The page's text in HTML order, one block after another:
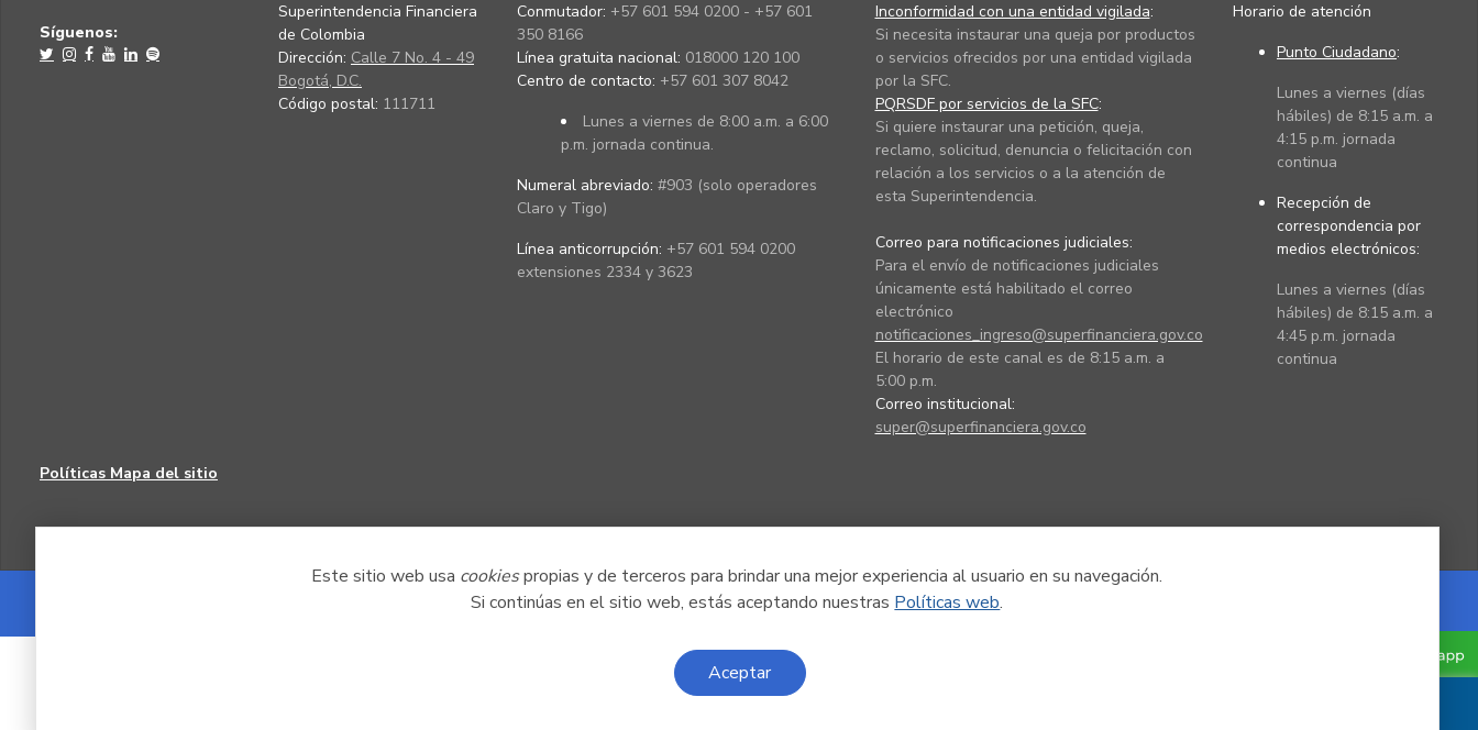
Este sitio web usa cookiespropias y de terceros para brindar una mejor experiencia al usuario en su navegación.
Si continúas en el sitio web, estás aceptando nuestras Políticas web.
Aceptar
Síguenos:
Superintendencia Financiera
de Colombia
Dirección: Calle 7 No. 4 - 49
Bogotá, D.C.
Código postal: 111711
Conmutador: +57 601 594 0200 - +57 601
350 8166
Línea gratuita nacional: 018000 120 100
Centro de contacto: +57 601 307 8042
Lunes a viernes de 8:00 a.m. a 6:00
p.m. jornada continua.
Numeral abreviado: #903 (solo operadores
Claro y Tigo)
Línea anticorrupción: +57 601 594 0200
extensiones 2334 y 3623
Inconformidad con una entidad vigilada:
Si necesita instaurar una queja por productos
o servicios ofrecidos por una entidad vigilada
por la SFC.
PQRSDF por servicios de la SFC:
Si quiere instaurar una petición, queja,
reclamo, solicitud, denuncia o felicitación con
relación a los servicios o a la atención de
esta Superintendencia.
Correo para notificaciones judiciales:
Para el envío de notificaciones judiciales
únicamente está habilitado el correo
electrónico
notificaciones_ingreso@superfinanciera.gov.co
El horario de este canal es de 8:15 a.m. a
5:00 p.m.
Correo institucional:
super@superfinanciera.gov.co
Horario de atención
Punto Ciudadano:
Lunes a viernes (días
hábiles) de 8:15 a.m. a
4:15 p.m. jornada
continua
Recepción de
correspondencia por
medios electrónicos:
Lunes a viernes (días
hábiles) de 8:15 a.m. a
4:45 p.m. jornada
continua
Políticas Mapa del sitio
Powered by Nexura